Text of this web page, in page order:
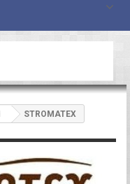
STROMATEX